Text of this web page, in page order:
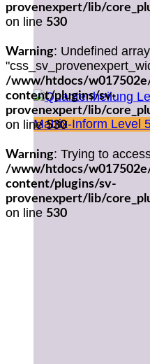
Matrix-Inform Level
provenexpert/lib/
on line 530
Warning: Undefined
/www/htdocs/
content/plugins/sv-
provenexpert/lib/
on line530
Warning: Trying to
/www/htdocs/
content/plugins/sv-
provenexpert/lib/
on line 530